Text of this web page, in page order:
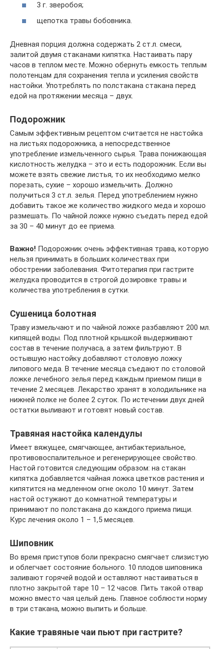
3 г. зверобоя;
щепотка травы бобовника.
Дневная порция должна содержать 2 ст.л. смеси,
залитой двумя стаканами кипятка. Настаивать пару
часов в теплом месте. Можно обернуть емкость теплым
полотенцам для сохранения тепла и усиления свойств
настойки. Употреблять по полстакана стакана перед
едой на протяжении месяца – двух.
Подорожник
Самым эффективным рецептом считается не настойка
на листьях подорожника, а непосредственное
употребление измельченного сырья. Трава понижающая
кислотность желудка – это и есть подорожник. Если вы
можете взять свежие листья, то их необходимо мелко
порезать, сухие – хорошо измельчить. Должно
получиться 3 ст.л. зелья. Перед употреблением нужно
добавить такое же количество жидкого меда и хорошо
размешать. По чайной ложке нужно съедать перед едой
за 30 – 40 минут до ее приема.
Важно! Подорожник очень эффективная трава, которую
нельзя принимать в больших количествах при
обострении заболевания. Фитотерапия при гастрите
желудка проводится в строгой дозировке травы и
количества употребления в сутки.
Сушеница болотная
Траву измельчают и по чайной ложке разбавляют 200 мл.
кипящей воды. Под плотной крышкой выдерживают
состав в течение получаса, а затем фильтруют. В
остывшую настойку добавляют столовую ложку
липового меда. В течение месяца съедают по столовой
ложке лечебного зелья перед каждым приемом пищи в
течение 2 месяцев. Лекарство хранят в холодильнике на
нижней полке не более 2 суток. По истечении двух дней
остатки выливают и готовят новый состав.
Травяная настойка календулы
Имеет вяжущее, смягчающее, антибактериальное,
противовоспалительное и регенерирующее свойство.
Настой готовится следующим образом: на стакан
кипятка добавляется чайная ложка цветков растения и
кипятится на медленном огне около 10 минут. Затем
настой остужают до комнатной температуры и
принимают по полстакана до каждого приема пищи.
Курс лечения около 1 – 1,5 месяцев.
Шиповник
Во время приступов боли прекрасно смягчает слизистую
и облегчает состояние больного. 10 плодов шиповника
заливают горячей водой и оставляют настаиваться в
плотно закрытой таре 10 – 12 часов. Пить такой отвар
можно вместо чая целый день. Главное соблюсти норму
в три стакана, можно выпить и больше.
Какие травяные чаи пьют при гастрите?